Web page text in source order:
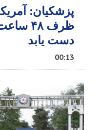
پزشکیان:
ظرف
دست یابد
00:13